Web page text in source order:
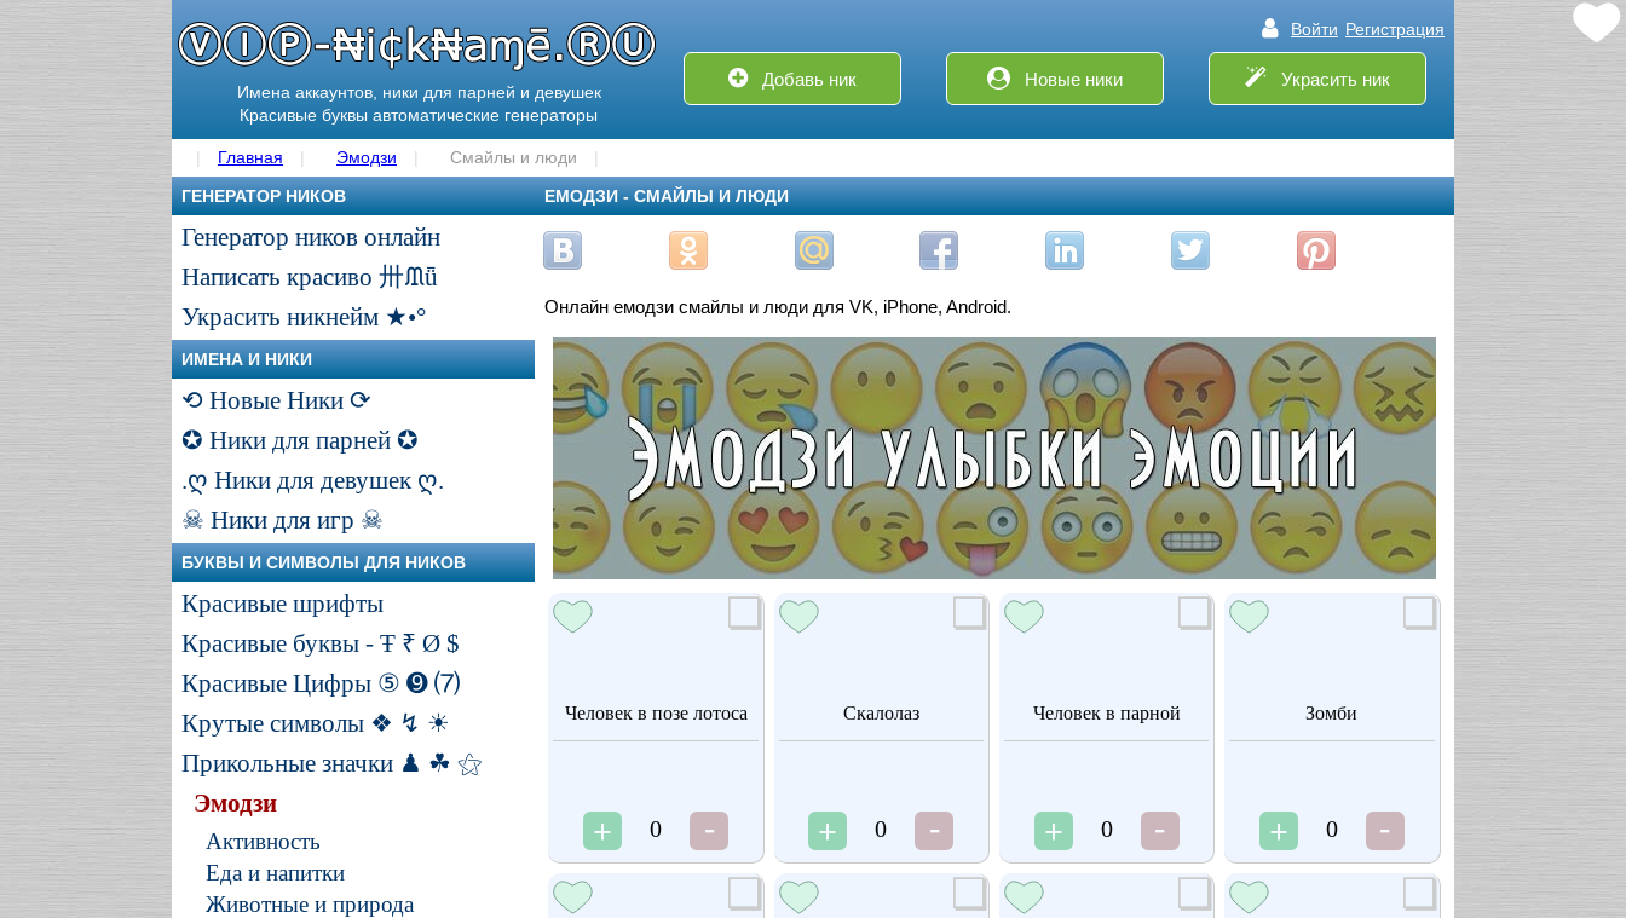
Имена аккаунтов, ники для парней и девушек
Красивые буквы автоматические генераторы
Войти Регистрация
Добавь ник Новые ники Украсить ник
Главная Эмодзи
Смайлы и люди
ГЕНЕРАТОР НИКОВ
Генератор ников онлайн
Написать красиво 卅ᙢǖ
Украсить никнейм ★•°
ИМЕНА И НИКИ
⟲ Новые Ники ⟳
✪ Ники для парней ✪
.ღ Ники для девушек ღ.
☠ Ники для игр ☠
БУКВЫ И СИМВОЛЫ ДЛЯ НИКОВ
Красивые шрифты
Красивые буквы - Ŧ ₹ Ø $
Красивые Цифры ⑤ ➒ ⑺
Крутые символы ❖ ↯ ☀
Прикольные значки ♟ ☘ ⚝
Эмодзи
Активность
Еда и напитки
Животные и природа
ЕМОДЗИ - СМАЙЛЫ И ЛЮДИ
Онлайн емодзи смайлы и люди для VK, iPhone, Android.
Человек в позе лотоса
0
Скалолаз
0
Человек в парной
0
Зомби
0